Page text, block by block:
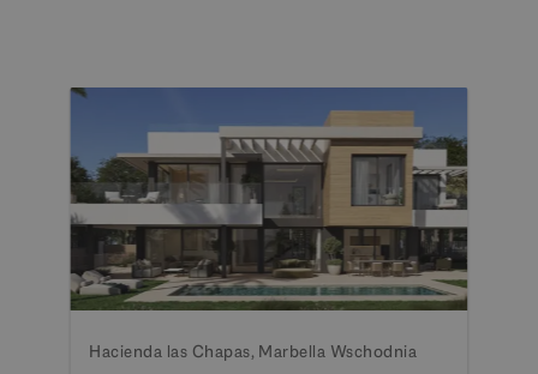
Hacienda las Chapas, Marbella Wschodnia